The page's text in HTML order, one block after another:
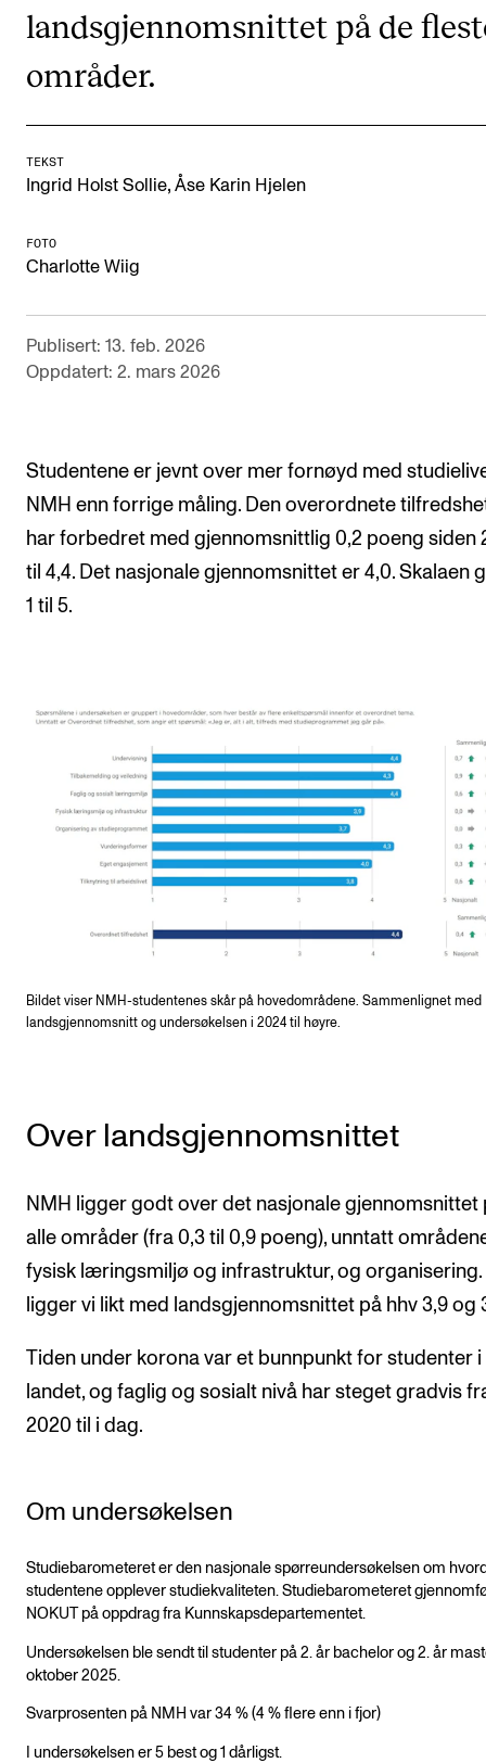
Semesterregistrering
Si ifra!
Utveksling og reiser
Mangfold og likestilling
Nyheter for studenter
Etter noter nyhetsbrev
KONTAKTER
Biblioteket
Organisasjon
Hvem gjør hva i administrasjonen?
landsgjennomsnittet på de
områder.
TEKST
Ingrid Holst Sollie, Åse Karin Hjelen
FOTO
Charlotte Wiig
Publisert: 13. feb. 2026
Oppdatert: 2. mars 2026
Studentene er jevnt over mer fornøyd med
NMH enn forrige måling. Den overordnete
har forbedret med gjennomsnittlig 0,2 poeng siden
til 4,4. Det nasjonale gjennomsnittet er 4,0. Skalaen
1 til 5.
Bildet viser NMH-studentenes skår på hovedområdene. Sammenlignet med
landsgjennomsnitt og undersøkelsen i 2024 til høyre.
Over landsgjennomsnittet
NMH ligger godt over det nasjonale gjennomsnittet
alle områder (fra 0,3 til 0,9 poeng), unntatt
fysisk læringsmiljø og infrastruktur, og organisering.
ligger vi likt med landsgjennomsnittet på hhv 3,9 og
Tiden under korona var et bunnpunkt for studenter i
landet, og faglig og sosialt nivå har steget gradvis
2020 til i dag.
Om undersøkelsen
Studiebarometeret er den nasjonale spørreundersøkelsen om
studentene opplever studiekvaliteten. Studiebarometeret
NOKUT på oppdrag fra Kunnskapsdepartementet.
Undersøkelsen ble sendt til studenter på 2. år bachelor og 2. år
oktober 2025.
Svarprosenten på NMH var 34 % (4 % flere enn i fjor)
I undersøkelsen er 5 best og 1 dårligst.